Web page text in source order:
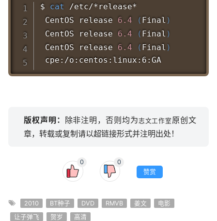
$ cat
/etc/*release*
CentOS release 6.4 ( Final )
CentOS release 6.4 ( Final )
CentOS release 6.4 ( Final )
版权声明： 除非注明，否则均为志文工作室 原创文
章，转载或复制请以超链接形式并注明出处！
0
0
赞赏
2010 BT种子 DVD RMVB 姜文
电影
让子弹飞
贺岁 高清